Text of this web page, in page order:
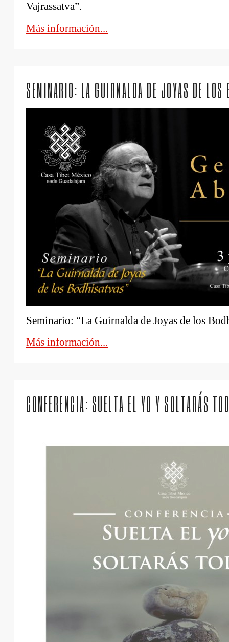
Vajrassatva”.
Más información...
SEMINARIO: LA GUIRNALDA DE JOYAS DE
Seminario: “La Guirnalda de Joyas de los
Más información...
CONFERENCIA: SUELTA EL YO Y SOLTARÁS